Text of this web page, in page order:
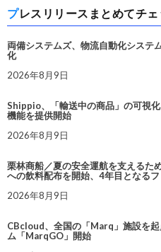
プレスリリースまとめてチ
両備システムズ、物流自動化システ
化
2026年8月9日
Shippio、「輸送中の商品」の可視
機能を提供開始
2026年8月9日
栗林商船／夏の安全運航を支えるた
への飲料配布を開始、4年目となる
2026年8月9日
CBcloud、全国の「Marq」施設を
ム「MarqGO」開始